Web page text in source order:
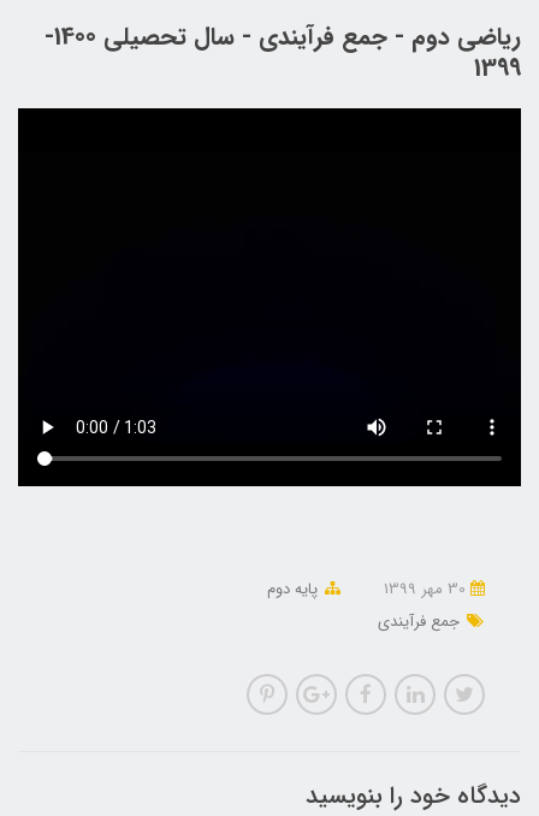
ریاضی دوم - جمع فرآیندی - سال تحصیلی 1400-
1399
پایه دوم
جمع فرآیندی
دیدگاه خود را بنویسید